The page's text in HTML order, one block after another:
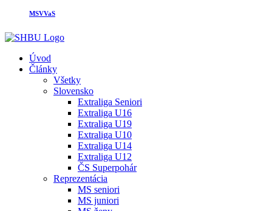
MSVVaS
Úvod
Články
Všetky
Slovensko
Extraliga Seniori
Extraliga U16
Extraliga U19
Extraliga U10
Extraliga U14
Extraliga U12
ČS Superpohár
Reprezentácia
MS seniori
MS juniori